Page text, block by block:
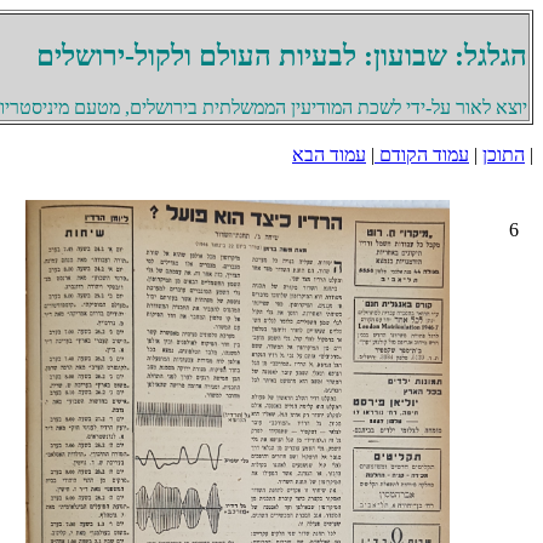
הגלגל: שבועון: לבעיות העולם ולקול-ירושלים
יוצא לאור על-ידי לשכת המודיעין הממשלתית בירושלים, מטעם
| התוכן | עמוד הקודם | עמוד הבא
6